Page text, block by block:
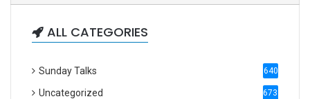
ALL CATEGORIES
Sunday Talks 640
Uncategorized 6738